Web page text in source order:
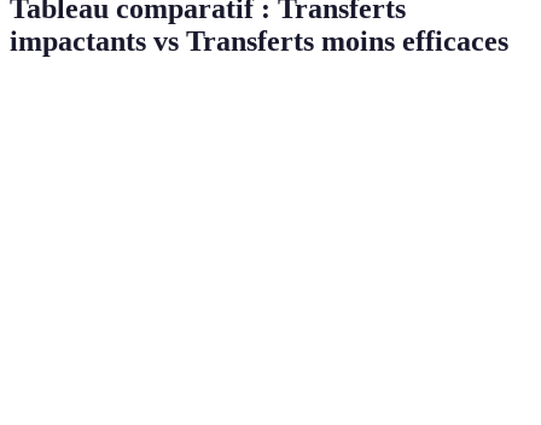
Tableau comparatif : Transferts
impactants vs Transferts moins efficaces